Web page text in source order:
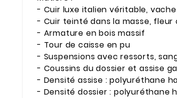
- Cuir luxe italien véritable,
- Cuir teinté dans la masse, fleur
- Armature en bois massif
- Tour de caisse en pu
- Suspensions avec ressorts,
- Coussins du dossier et assise
- Densité assise : polyuréthane
- Densité dossier : polyuréthane